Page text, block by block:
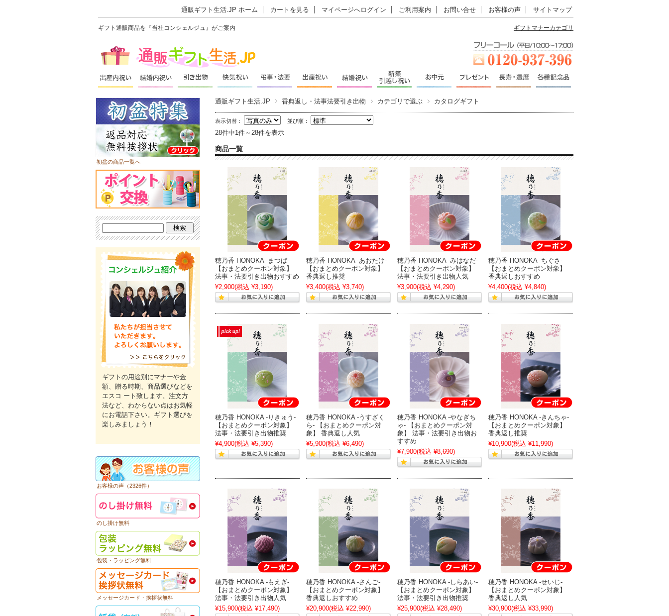
通販ギフト生活.JP ホーム カートを見る マイページへログイン ご利用案内 お問い合せ お客様の声 サイトマップ
ギフト通販商品を『当社コンシェルジュ』がご案内 ギフトマナーカテゴリ
通販ギフト生活.JP 香典返し・法事法要引き出物 カテゴリで選ぶ カタログギフト
表示切替： 並び順：
28件中1件～28件を表示
商品一覧
穂乃香 HONOKA -まつば-
【おまとめクーポン対象】
法事・法要引き出物おすすめ
¥2,900(税込 ¥3,190)
穂乃香 HONOKA -あおたけ-
【おまとめクーポン対象】
香典返し推奨
¥3,400(税込 ¥3,740)
穂乃香 HONOKA -みはなだ-
【おまとめクーポン対象】
法事・法要引き出物人気
¥3,900(税込 ¥4,290)
穂乃香 HONOKA -ちぐさ-
【おまとめクーポン対象】
香典返しおすすめ
¥4,400(税込 ¥4,840)
穂乃香 HONOKA -りきゅう-
【おまとめクーポン対象】
法事・法要引き出物推奨
¥4,900(税込 ¥5,390)
穂乃香 HONOKA -うすざく
ら- 【おまとめクーポン対
象】 香典返し人気
¥5,900(税込 ¥6,490)
穂乃香 HONOKA -やなぎち
ゃ- 【おまとめクーポン対
象】 法事・法要引き出物お
すすめ
¥7,900(税込 ¥8,690)
穂乃香 HONOKA -きんちゃ-
【おまとめクーポン対象】
香典返し推奨
¥10,900(税込 ¥11,990)
穂乃香 HONOKA -もえぎ-
【おまとめクーポン対象】
法事・法要引き出物人気
¥15,900(税込 ¥17,490)
穂乃香 HONOKA -さんご-
【おまとめクーポン対象】
香典返しおすすめ
¥20,900(税込 ¥22,990)
穂乃香 HONOKA -しらあい-
【おまとめクーポン対象】
法事・法要引き出物推奨
¥25,900(税込 ¥28,490)
穂乃香 HONOKA -せいじ-
【おまとめクーポン対象】
香典返し人気
¥30,900(税込 ¥33,990)
初盆の商品一覧へ
ギフトの用途別にマナーや金
額、贈る時期、商品選びなどを
エスコ ート致します。注文方
法など、わからない点はお気軽
にお電話下さい。ギフト選びを
楽しみましょう！
お客様の声（2326件）
のし掛け無料
包装・ラッピング無料
メッセージカード・挨拶状無料